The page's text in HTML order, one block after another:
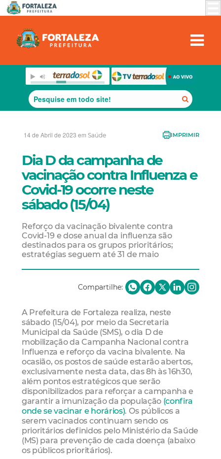
14 de Abril de 2023 em Saúde IMPRIMIR
Dia D da campanha de
vacinação contra Influenza e
Covid-19 ocorre neste
sábado (15/04)
Reforço da vacinação bivalente contra
Covid-19 e dose anual da influenza são
destinados para os grupos prioritários;
estratégias seguem até 31 de maio
Compartilhe:
A Prefeitura de Fortaleza realiza, neste
sábado (15/04), por meio da Secretaria
Municipal da Saúde (SMS), o dia D de
mobilização da Campanha Nacional contra
Influenza e reforço da vacina bivalente. Na
ocasião, os postos de saúde estarão abertos,
exclusivamente nesta data, das 8h às 16h30,
além pontos estratégicos que serão
disponibilizados para reforçar a campanha e
garantir a imunização da população (confira
onde se vacinar e horários). Os públicos a
serem vacinados continuam sendo os
prioritários definidos pelo Ministério da Saúde
(MS) para prevenção de cada doença (abaixo
os públicos prioritários).